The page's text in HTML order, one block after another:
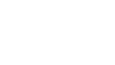
le Reiki traditionnel – Usui,